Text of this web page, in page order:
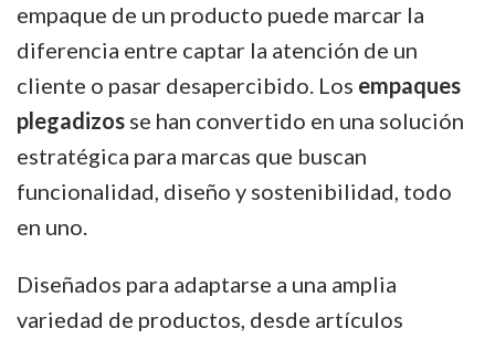
empaque de un producto puede marcar la
diferencia entre captar la atención de un
cliente o pasar desapercibido. Los empaques
plegadizos se han convertido en una solución
estratégica para marcas que buscan
funcionalidad, diseño y sostenibilidad, todo
en uno.
Diseñados para adaptarse a una amplia
variedad de productos, desde artículos